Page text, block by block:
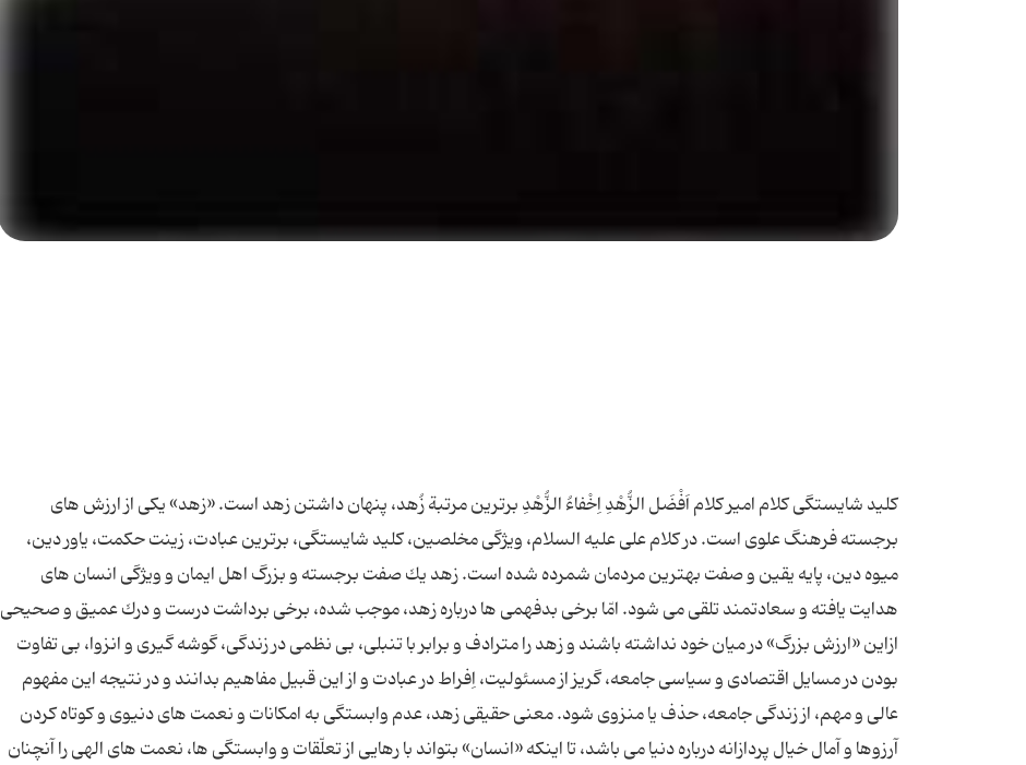
کلید شایستگی كلام امیر كلام اَفْضَل الزُّهْدِ اِخْفاءُ الزُّهْدِ برترین مرتبة زُهد، پنهان داشتن زهد است. «زهد» یكی از ارزش های
برجسته فرهنگ علوی است. در كلام علی علیه السلام، ویژگی مخلصین، كلید شایستگی، برترین عبادت، زینت حكمت، یاور دین،
میوه دین، پایه یقین و صفت بهترین مردمان شمرده شده است. زهد یك‌ صفت برجسته و بزرگ اهل ایمان و ویژگی انسان های
هدایت یافته و سعادتمند تلقی می شود. امّا برخی بدفهمی ها درباره زهد، موجب شده، برخی برداشت درست و درك‌ عمیق‌ و صحیحی
ازاین «ارزش بزرگ» در میان خود نداشته باشند و زهد را مترادف‌ و برابر با تنبلی، بی نظمی در زندگی، گوشه گیری و انزوا، بی تفاوت
بودن در مسایل اقتصادی و سیاسی جامعه، گریز از مسئولیت، اِفراط در عبادت و از این قبیل مفاهیم بدانند و در نتیجه این مفهوم
عالی و مهم، از زندگی جامعه، حذف ‌یا منزوی شود. معنی حقیقی زهد، عدم وابستگی به امكانات و نعمت های دنیوی و كوتاه كردن
آرزوها و آمال خیال پردازانه درباره دنیا می باشد، تا اینكه «انسان» بتواند با رهایی از تعلّقات و وابستگی ها، نعمت های الهی را آنچنان